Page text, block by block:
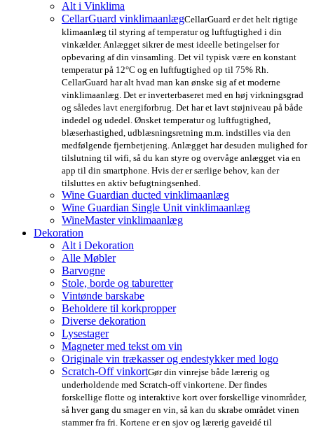
Alt i Vinklima
CellarGuard vinklimaanlægCellarGuard er det helt rigtige
klimaanlæg til styring af temperatur og luftfugtighed i din
vinkælder. Anlægget sikrer de mest ideelle betingelser for
opbevaring af din vinsamling. Det vil typisk være en konstant
temperatur på 12°C og en luftfugtighed op til 75% Rh.
CellarGuard har alt hvad man kan ønske sig af et moderne
vinklimaanlæg. Det er inverterbaseret med en høj virkningsgrad
og således lavt energiforbrug. Det har et lavt støjniveau på både
indedel og udedel. Ønsket temperatur og luftfugtighed,
blæserhastighed, udblæsningsretning m.m. indstilles via den
medfølgende fjernbetjening. Anlægget har desuden mulighed for
tilslutning til wifi, så du kan styre og overvåge anlægget via en
app til din smartphone. Hvis der er særlige behov, kan der
tilsluttes en aktiv befugtningsenhed.
Wine Guardian ducted vinklimaanlæg
Wine Guardian Single Unit vinklimaanlæg
WineMaster vinklimaanlæg
Dekoration
Alt i Dekoration
Alle Møbler
Barvogne
Stole, borde og taburetter
Vintønde barskabe
Beholdere til korkpropper
Diverse dekoration
Lysestager
Magneter med tekst om vin
Originale vin trækasser og endestykker med logo
Scratch-Off vinkortGør din vinrejse både lærerig og
underholdende med Scratch-off vinkortene. Der findes
forskellige flotte og interaktive kort over forskellige vinområder,
så hver gang du smager en vin, så kan du skrabe området vinen
stammer fra fri. Kortene er en sjov og lærerig gaveidé til